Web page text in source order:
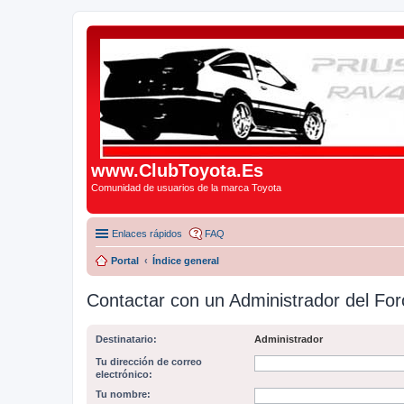
www.ClubToyota.Es
Comunidad de usuarios de la marca Toyota
Enlaces rápidos FAQ
Portal Índice general
Contactar con un Administrador del
Destinatario: Administrador
Tu dirección de correo
electrónico:
Tu nombre: